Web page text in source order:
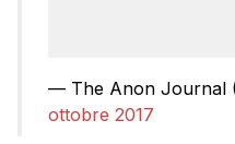
— The Anon Journal
ottobre 2017